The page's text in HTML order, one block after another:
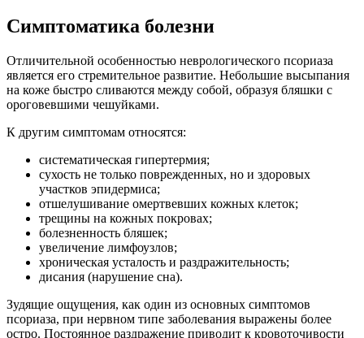
Симптоматика болезни
Отличительной особенностью неврологического псориаза
является его стремительное развитие. Небольшие высыпания
на коже быстро сливаются между собой, образуя бляшки с
ороговевшими чешуйками.
К другим симптомам относятся:
систематическая гипертермия;
сухость не только поврежденных, но и здоровых
участков эпидермиса;
отшелушивание омертвевших кожных клеток;
трещины на кожных покровах;
болезненность бляшек;
увеличение лимфоузлов;
хроническая усталость и раздражительность;
дисания (нарушение сна).
Зудящие ощущения, как один из основных симптомов
псориаза, при нервном типе заболевания выражены более
остро. Постоянное раздражение приводит к кровоточивости